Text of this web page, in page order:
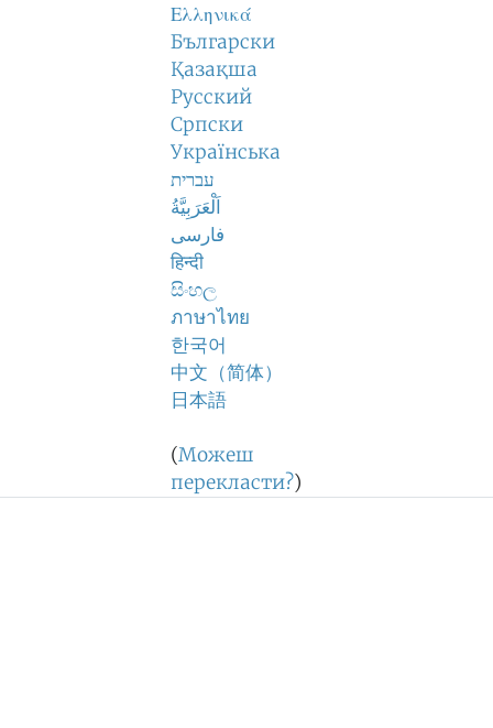
Ελληνικά
Български
Қазақша
Русский
Српски
Українська
עברית
اَلْعَرَبِيَّةُ
فارسی
हिन्दी
සිංහල
ภาษาไทย
한국어
中文（简体）
日本語
(Можеш
перекласти?)